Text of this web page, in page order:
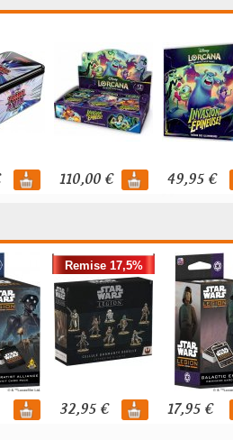
110,00 € 49,95 €
Remise 17,5%
32,95 € 17,95 €